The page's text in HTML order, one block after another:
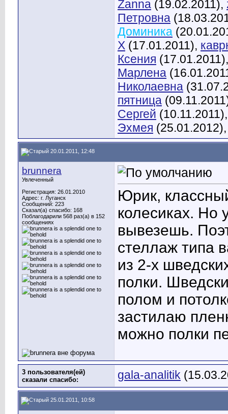
Zanna (19.02.2011),
Петровна
Доминика
X (17.01.2011),
Ксения
Марлена
Николаевна
пятница
Сергей
Эхмея
20.01.2011, 12:48
brunnera
Увлеченный
Регистрация: 26.01.2010
Адрес: г. Луганск
Сообщений: 223
Сказал(а) спасибо: 168
Поблагодарили 568 раз(а) в 152
сообщениях
Юрик,
колесиках. Но
вывезешь.
стеллаж типа
из 2-х
полки.
полом и
застилаю
можно полки
3 пользователя(ей)
сказали cпасибо:
gala-analitik
25.01.2011, 10:58